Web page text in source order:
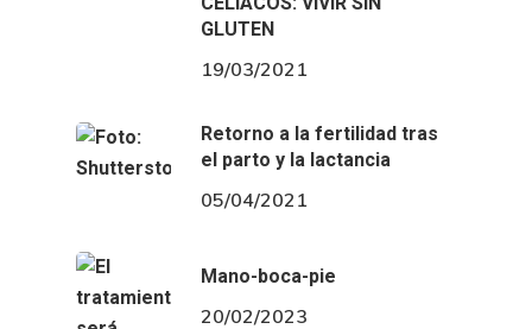
GLUTEN
19/03/2021
Retorno a la fertilidad tras
el parto y la lactancia
05/04/2021
Mano-boca-pie
20/02/2023